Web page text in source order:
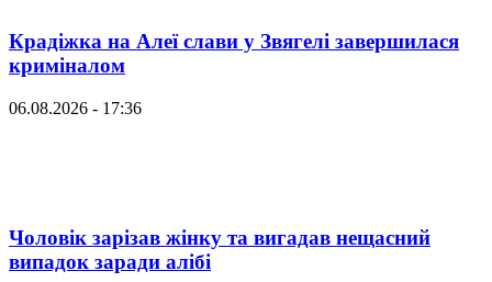
Крадіжка на Алеї слави у Звягелі завершилася
криміналом
06.08.2026 - 17:36
Чоловік зарізав жінку та вигадав нещасний
випадок заради алібі